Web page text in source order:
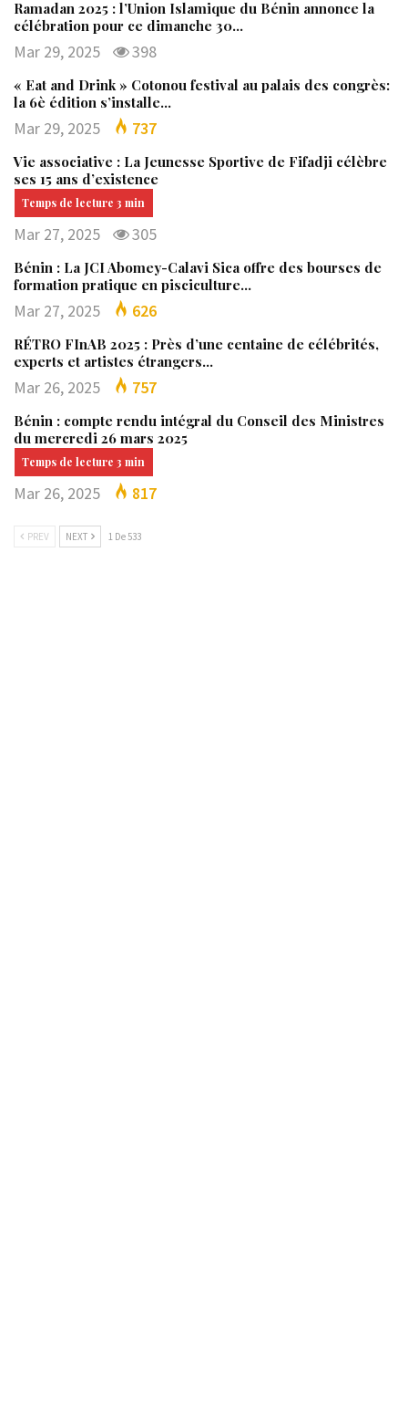
Ramadan 2025 : l’Union Islamique du Bénin annonce la
célébration pour ce dimanche 30…
Mar 29, 2025 398
« Eat and Drink » Cotonou festival au palais des congrès:
la 6è édition s’installe…
Mar 29, 2025 737
Vie associative : La Jeunesse Sportive de Fifadji célèbre
ses 15 ans d’existence
Mar 27, 2025 305
Bénin : La JCI Abomey-Calavi Sica offre des bourses de
formation pratique en pisciculture…
Mar 27, 2025 626
RÉTRO FInAB 2025 : Près d’une centaine de célébrités,
experts et artistes étrangers…
Mar 26, 2025 757
Bénin : compte rendu intégral du Conseil des Ministres
du mercredi 26 mars 2025
Mar 26, 2025 817
PREV NEXT 1 De 533